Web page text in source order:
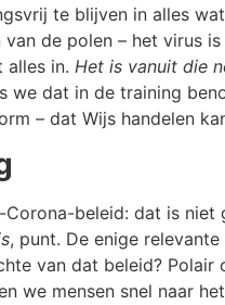
te blijven in alles
de polen – het virus is
alles in. Het is vanuit die
we dat in de training
– dat Wijs handelen
Corona-beleid: dat is niet
, punt. De enige
van dat beleid? Polair
we mensen snel naar